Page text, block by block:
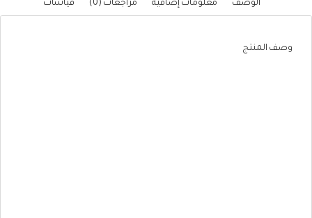
الوصف معلومات إضافية مراجعات (0) قياسات
وصف المنتج